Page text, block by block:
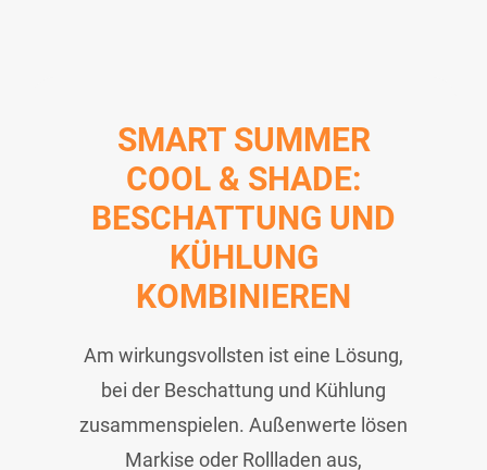
SMART SUMMER
COOL & SHADE:
BESCHATTUNG UND
KÜHLUNG
KOMBINIEREN
Am wirkungsvollsten ist eine Lösung,
bei der Beschattung und Kühlung
zusammenspielen. Außenwerte lösen
Markise oder Rollladen aus,